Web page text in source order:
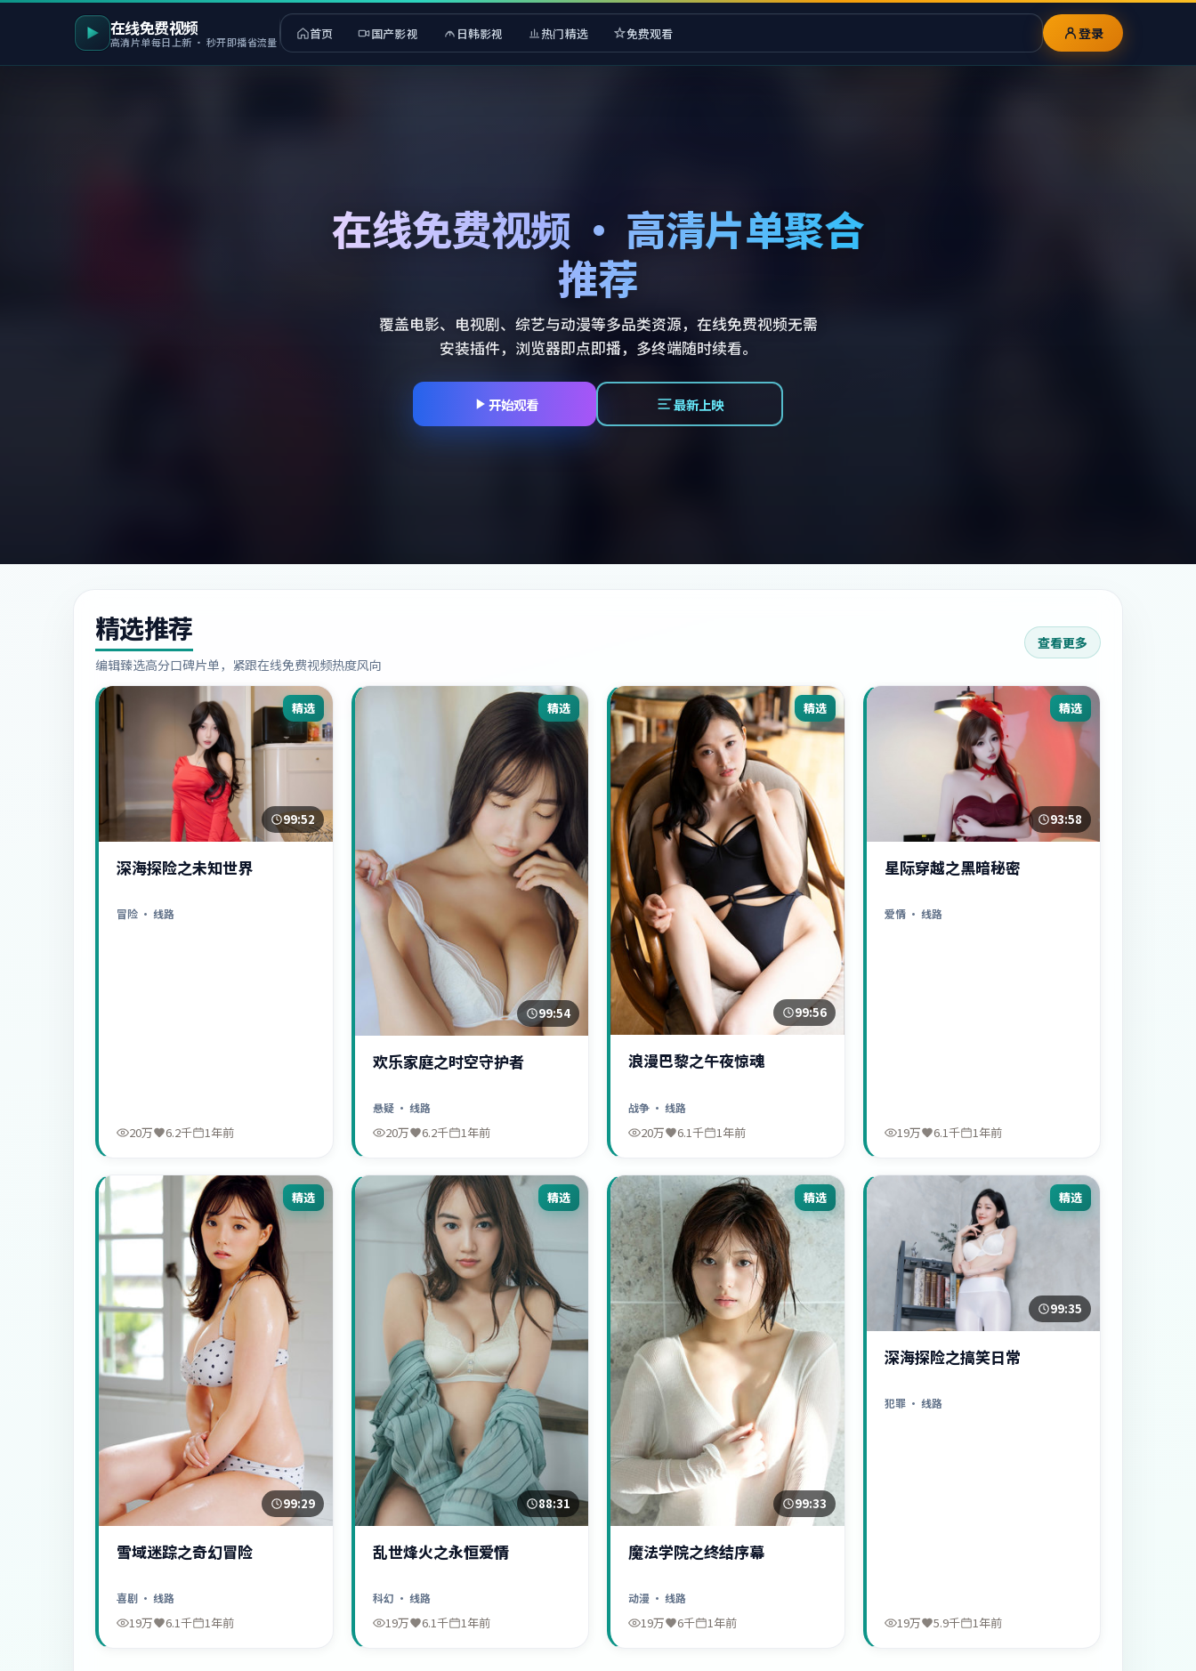
在线免费视频
高清片单每日上新 · 秒开即播省流量 首页 国产影视 日韩影视 热门精选 免费观看 登录
在线免费视频 · 高清片单聚合
推荐
覆盖电影、电视剧、综艺与动漫等多品类资源，在线免费视频无需
安装插件，浏览器即点即播，多终端随时续看。
开始观看 最新上映
精选推荐
编辑臻选高分口碑片单，紧跟在线免费视频热度风向
查看更多
精选
99:52
深海探险之未知世界
冒险 · 线路
20万 6.2千 1年前
精选
99:54
欢乐家庭之时空守护者
悬疑· 线路
20万 6.2千 1年前
精选
99:56
浪漫巴黎之午夜惊魂
战争 · 线路
20万 6.1千 1年前
精选
93:58
星际穿越之黑暗秘密
爱情· 线路
19万 6.1千 1年前
精选
99:29
雪域迷踪之奇幻冒险
喜剧 · 线路
19万 6.1千 1年前
精选
88:31
乱世烽火之永恒爱情
科幻 · 线路
19万 6.1千 1年前
精选
99:33
魔法学院之终结序幕
动漫 · 线路
19万 6千 1年前
精选
99:35
深海探险之搞笑日常
犯罪· 线路
19万 5.9千 1年前